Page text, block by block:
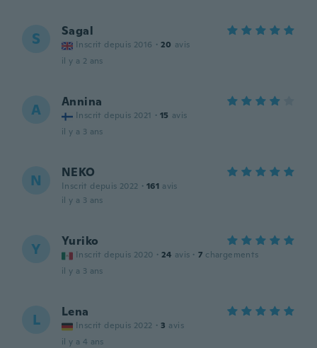
S Sagal
Inscrit depuis 2016 · 20 avis
il y a 2 ans
A Annina
Inscrit depuis 2021 · 15 avis
il y a 3 ans
N NEKO
Inscrit depuis 2022 · 161 avis
il y a 3 ans
Y Yuriko
Inscrit depuis 2020 · 24 avis · 7 chargements
il y a 3 ans
L Lena
Inscrit depuis 2022 · 3 avis
il y a 4 ans